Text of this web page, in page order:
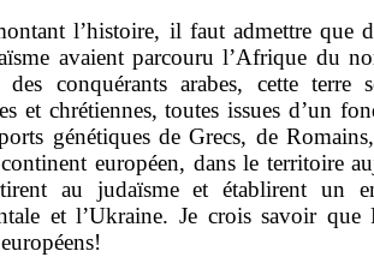
l’histoire, il faut admettre que
avaient parcouru l’Afrique du
des conquérants arabes, cette terre
et chrétiennes, toutes issues d’un
génétiques de Grecs, de
européen, dans le territoire
au judaïsme et établirent un
et l’Ukraine. Je crois savoir que